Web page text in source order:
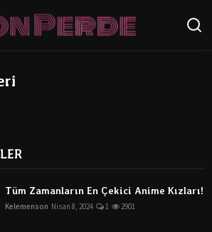
Tüm Zamanların En Çekici Anime Kızları!
Kelemenson Nisan 8, 2024 1 2901